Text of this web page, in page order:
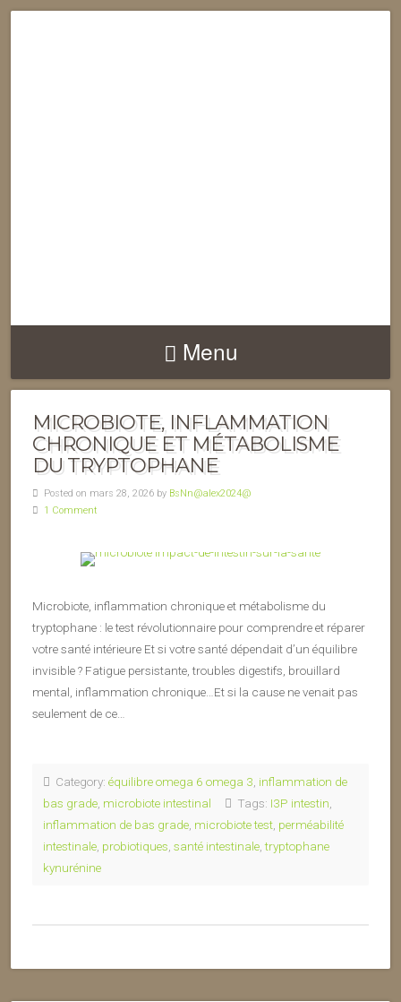
Menu
MICROBIOTE, INFLAMMATION
CHRONIQUE ET MÉTABOLISME
DU TRYPTOPHANE
Posted on mars 28, 2026 by BsNn@alex2024@
1 Comment
Microbiote, inflammation chronique et métabolisme du
tryptophane : le test révolutionnaire pour comprendre et réparer
votre santé intérieure Et si votre santé dépendait d’un équilibre
invisible ? Fatigue persistante, troubles digestifs, brouillard
mental, inflammation chronique…Et si la cause ne venait pas
seulement de ce…
Category: équilibre omega 6 omega 3 inflammation de
bas grade microbiote intestinal Tags: I3P intestin
inflammation de bas grade microbiote test perméabilité
intestinale probiotiques santé intestinale ,tryptophane
kynurénine